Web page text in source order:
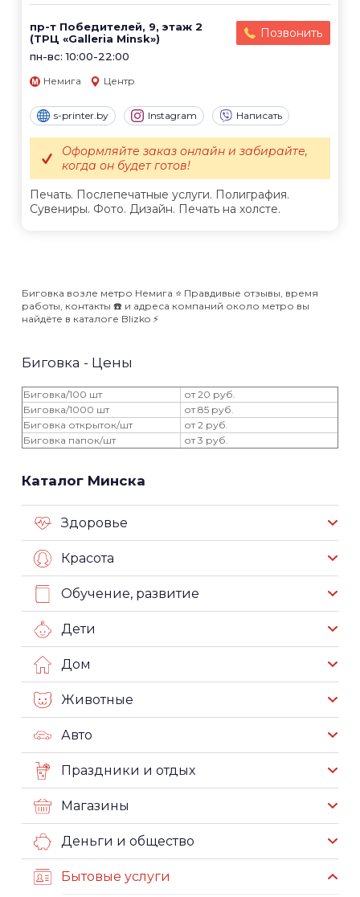
пр-т Победителей, 9, этаж 2
(ТРЦ «Galleria Minsk»)
пн-вс: 10:00-22:00
Позвонить
Немига Центр
s-printer.by Instagram Написать
Печать. Послепечатные услуги. Полиграфия.
Сувениры. Фото. Дизайн. Печать на холсте.
Оформляйте заказ онлайн и забирайте,
когда он будет готов!
Биговка возле метро Немига ⭐️ Правдивые отзывы, время
работы, контакты ☎️ и адреса компаний около метро вы
найдёте в каталоге Blizko ⚡️
Биговка - Цены
Биговка/100 шт
от 20 руб.
Биговка/1000 шт
от 85 руб.
Биговка открыток/шт
от 2 руб.
Биговка папок/шт
от 3 руб.
Каталог Минска
Здоровье
Красота
Обучение, развитие
Дети
Дом
Животные
Авто
Праздники и отдых
Магазины
Деньги и общество
Бытовые услуги